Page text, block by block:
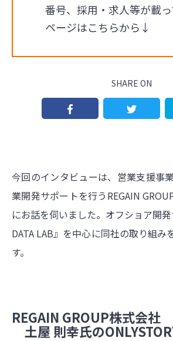
番号、採用・求人等が載
ページはこちらから↓
SHARE ON
今回のインタビューは、営業支援事
業開発サポートを行うREGAIN
にお話を伺いました。オフショア開
DATA LAB』を中心に同社の取り組み
す。
REGAIN GROUP株式会社
土屋 則幸氏の